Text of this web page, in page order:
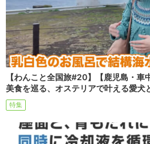
【わんこと全国旅#20】【鹿児島・車
美食を巡る、オステリアで叶える愛犬
特集